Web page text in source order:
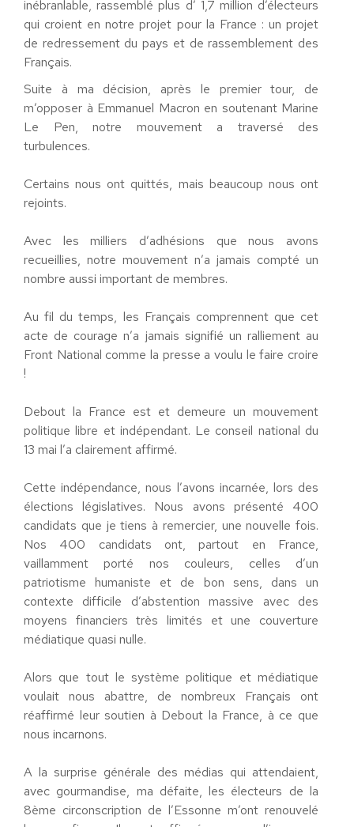
inébranlable, rassemblé plus d’ 1,7 million d’électeurs
qui croient en notre projet pour la France : un projet
de redressement du pays et de rassemblement des
Français.
Suite à ma décision, après le premier tour, de
m’opposer à Emmanuel Macron en soutenant Marine
Le Pen, notre mouvement a traversé des
turbulences.
Certains nous ont quittés, mais beaucoup nous ont
rejoints.
Avec les milliers d’adhésions que nous avons
recueillies, notre mouvement n’a jamais compté un
nombre aussi important de membres.
Au fil du temps, les Français comprennent que cet
acte de courage n’a jamais signifié un ralliement au
Front National comme la presse a voulu le faire croire
!
Debout la France est et demeure un mouvement
politique libre et indépendant. Le conseil national du
13 mai l’a clairement affirmé.
Cette indépendance, nous l’avons incarnée, lors des
élections législatives. Nous avons présenté 400
candidats que je tiens à remercier, une nouvelle fois.
Nos 400 candidats ont, partout en France,
vaillamment porté nos couleurs, celles d’un
patriotisme humaniste et de bon sens, dans un
contexte difficile d’abstention massive avec des
moyens financiers très limités et une couverture
médiatique quasi nulle.
Alors que tout le système politique et médiatique
voulait nous abattre, de nombreux Français ont
réaffirmé leur soutien à Debout la France, à ce que
nous incarnons.
A la surprise générale des médias qui attendaient,
avec gourmandise, ma défaite, les électeurs de la
8ème circonscription de l’Essonne m’ont renouvelé